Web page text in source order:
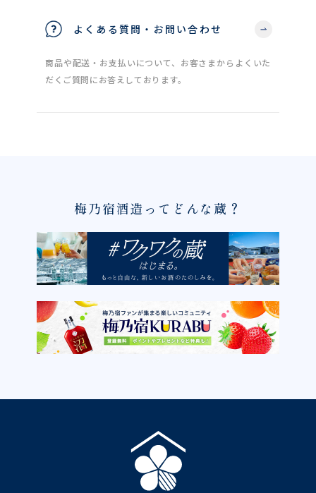
よくある質問・お問い合わせ
商品や配送・お支払いについて、お客さまからよくいた
だくご質問にお答えしております。
梅乃宿酒造ってどんな蔵？